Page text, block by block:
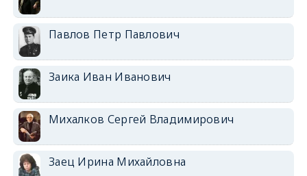
Павлов Петр Павлович
Заика Иван Иванович
Михалков Сергей Владимирович
Заец Ирина Михайловна